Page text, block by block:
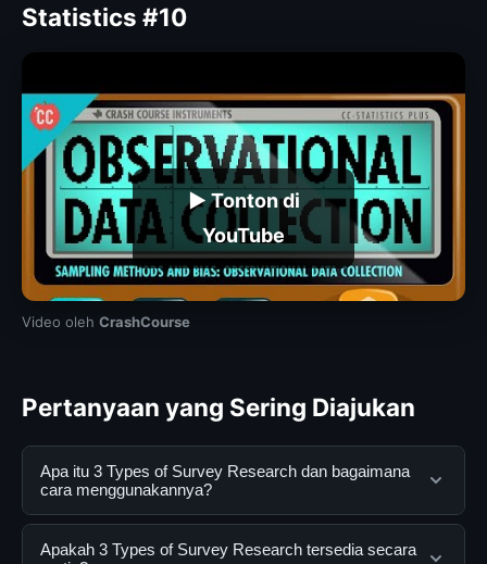
Statistics #10
▶ Tonton di
YouTube
Video oleh CrashCourse
Pertanyaan yang Sering Diajukan
Apa itu 3 Types of Survey Research dan bagaimana
cara menggunakannya?
3 Types of Survey Research adalah layanan digital yang
Apakah 3 Types of Survey Research tersedia secara